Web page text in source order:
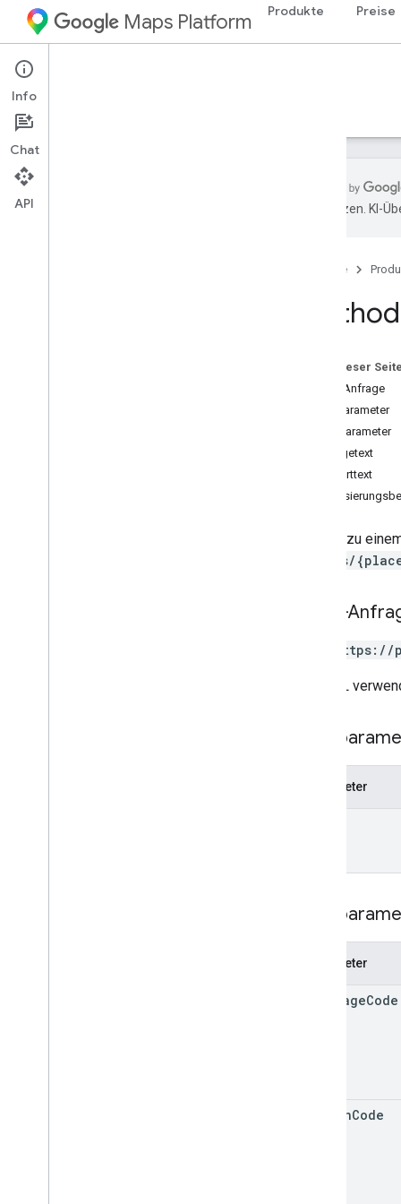
Maps Platform Produkte Preise
Web Services
Leitfäden
übersetzen. KI-
Startseite
Auf dieser Seite
HTTP-Anfrage
Pfadparameter
Suchparameter
Anfragetext
Antworttext
Details zu
places/
HTTP-
GET
Die URL
Parameter
Parameter
languageCode
regionCode
Info
Chat
API